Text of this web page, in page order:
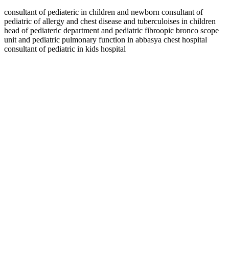
consultant of pediateric in children and newborn consultant of
pediatric of allergy and chest disease and tuberculoises in children
head of pediateric department and pediatric fibroopic bronco scope
unit and pediatric pulmonary function in abbasya chest hospital
consultant of pediatric in kids hospital